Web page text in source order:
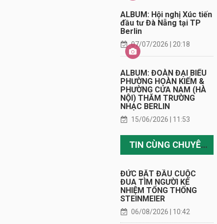
ALBUM: Hội nghị Xúc tiến
đầu tư Đà Nẵng tại TP
Berlin
07/07/2026 | 20:18
ALBUM: ĐOÀN ĐẠI BIỂU
PHƯỜNG HOÀN KIẾM &
PHƯỜNG CỬA NAM (HÀ
NỘI) THĂM TRƯỜNG
NHẠC BERLIN
15/06/2026 | 11:53
TIN CÙNG CHUYÊN MỤC
ĐỨC BẮT ĐẦU CUỘC
ĐUA TÌM NGƯỜI KẾ
NHIỆM TỔNG THỐNG
STEINMEIER
06/08/2026 | 10:42